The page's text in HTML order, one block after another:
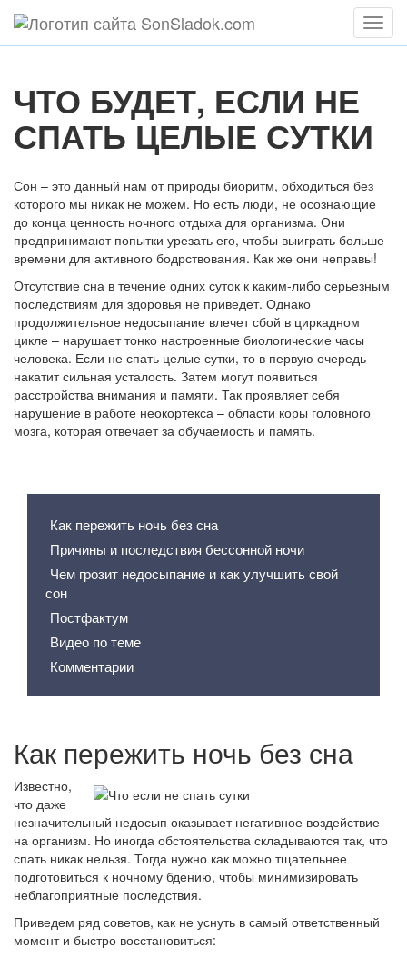
Меню
ЧТО БУДЕТ, ЕСЛИ НЕ
СПАТЬ ЦЕЛЫЕ СУТКИ
Сон – это данный нам от природы биоритм, обходиться без
которого мы никак не можем. Но есть люди, не осознающие
до конца ценность ночного отдыха для организма. Они
предпринимают попытки урезать его, чтобы выиграть больше
времени для активного бодрствования. Как же они неправы!
Отсутствие сна в течение одних суток к каким-либо серьезным
последствиям для здоровья не приведет. Однако
продолжительное недосыпание влечет сбой в циркадном
цикле – нарушает тонко настроенные биологические часы
человека. Если не спать целые сутки, то в первую очередь
накатит сильная усталость. Затем могут появиться
расстройства внимания и памяти. Так проявляет себя
нарушение в работе неокортекса – области коры головного
мозга, которая отвечает за обучаемость и память.
Как пережить ночь без сна
Причины и последствия бессонной ночи
Чем грозит недосыпание и как улучшить свой
сон
Постфактум
Видео по теме
Комментарии
Как пережить ночь без сна
Известно,
что даже
незначительный недосып оказывает негативное воздействие
на организм. Но иногда обстоятельства складываются так, что
спать никак нельзя. Тогда нужно как можно тщательнее
подготовиться к ночному бдению, чтобы минимизировать
неблагоприятные последствия.
Приведем ряд советов, как не уснуть в самый ответственный
момент и быстро восстановиться: